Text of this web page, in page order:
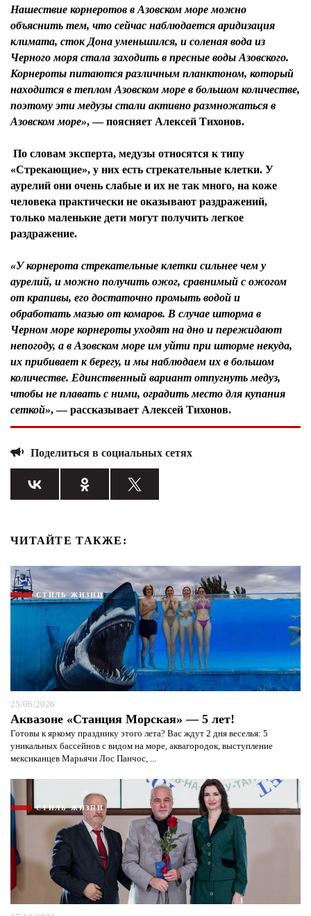
Нашествие корнеротов в Азовском море можно
объяснить тем, что сейчас наблюдается аридизация
климата, сток Дона уменьшился, и соленая вода из
Черного моря стала заходить в пресные воды Азовского.
Корнероты питаются различным планктоном, который
находится в теплом Азовском море в большом количестве,
поэтому эти медузы стали активно размножаться в
Азовском море», — поясняет Алексей Тихонов.
По словам эксперта, медузы относятся к типу
«Стрекающие», у них есть стрекательные клетки. У
аурелий они очень слабые и их не так много, на коже
человека практически не оказывают раздражений,
только маленькие дети могут получить легкое
раздражение.
«У корнерота стрекательные клетки сильнее чем у
аурелий, и можно получить ожог, сравнимый с ожогом
от крапивы, его достаточно промыть водой и
обработать мазью от комаров. В случае шторма в
Черном море корнероты уходят на дно и пережидают
непогоду, а в Азовском море им уйти при шторме некуда,
их прибивает к берегу, и мы наблюдаем их в большом
количестве. Единственный вариант отпугнуть медуз,
чтобы не плавать с ними, оградить место для купания
сеткой», — рассказывает Алексей Тихонов.
Поделиться в социальных сетях
ЧИТАЙТЕ ТАКЖЕ:
СТИЛЬ ЖИЗНИ
25/06/2026
Аквазоне «Станция Морская» — 5 лет!
Готовы к яркому празднику этого лета? Вас ждут 2 дня веселья: 5
уникальных бассейнов с видом на море, аквагородок, выступление
мексиканцев Марьячи Лос Панчос, ...
СТИЛЬ ЖИЗНИ